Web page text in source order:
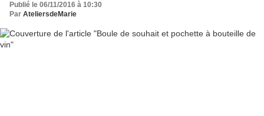
Publié le 06/11/2016 à 10:30
Par AteliersdeMarie